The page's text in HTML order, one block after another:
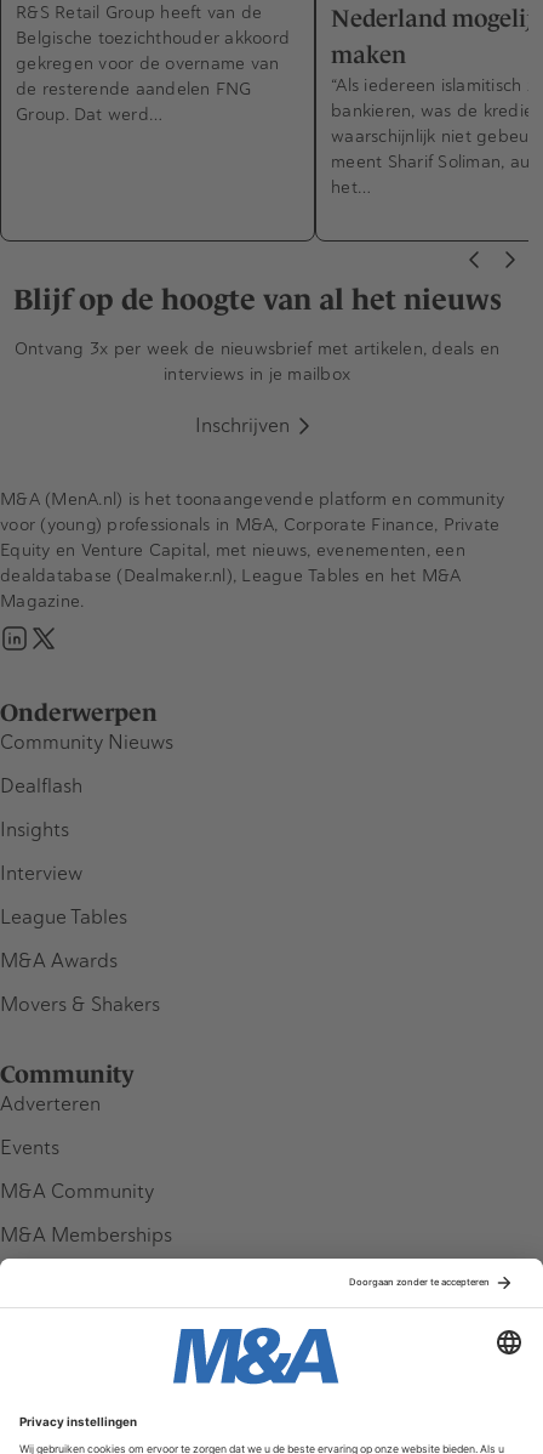
R&S Retail Group heeft van de
Belgische toezichthouder akkoord
gekregen voor de overname van
de resterende aandelen FNG
Group. Dat werd…
Nederland
maken
“Als iedereen islamitisch
bankieren, was de
waarschijnlijk niet
meent Sharif Soliman,
het…
Blijf op de hoogte van al het nieuws
Ontvang 3x per week de nieuwsbrief met artikelen, deals en
interviews in je mailbox
Inschrijven
Onderwerpen
Community Nieuws
Dealflash
Insights
Interview
League Tables
M&A Awards
Movers & Shakers
Community
Adverteren
Events
M&A Community
M&A Memberships
Service & Contact
M&A (MenA.nl) is het toonaangevende platform en community
voor (young) professionals in M&A, Corporate Finance, Private
Equity en Venture Capital, met nieuws, evenementen, een
dealdatabase (Dealmaker.nl), League Tables en het M&A
Magazine.